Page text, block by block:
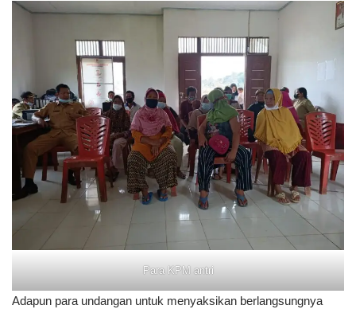
Para KPM antri
Adapun para undangan untuk menyaksikan berlangsungnya